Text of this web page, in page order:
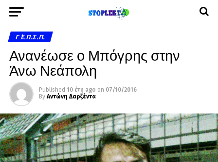
Γ΄ Ε.Π.Σ.Π.
Ανανέωσε ο Μπόγρης στην
Άνω Νεάπολη
Published 10 έτη ago on 07/10/2016
By Αντώνη Δαρζέντα